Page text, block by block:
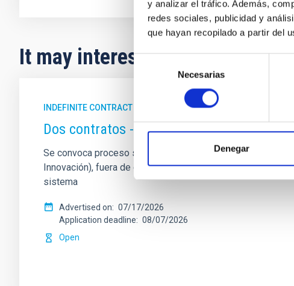
y analizar el tráfico. Además,
redes sociales, publicidad y
que hayan recopilado a partir del
Selección
consentimiento
Necesarias
Denegar
It may interest you
INDEFINITE CONTRACT
Dos contratos - Ingeniería Especialidad
Se convoca proceso selectivo para formalizar un contrato
Innovación), fuera de convenio, por el sistema general de
sistema
Advertised on
07/17/2026
Application deadline
08/07/2026
Open